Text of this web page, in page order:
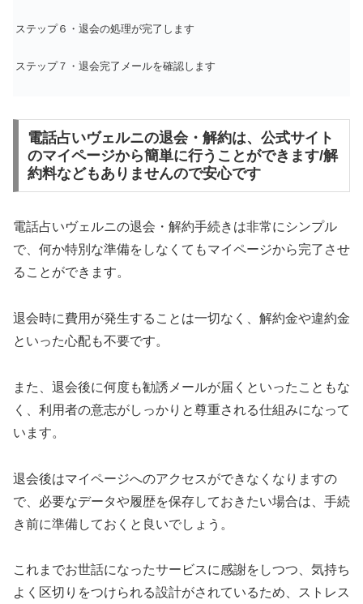
ステップ６・退会の処理が完了します
ステップ７・退会完了メールを確認します
電話占いヴェルニの退会・解約は、公式サイト
のマイページから簡単に行うことができます/解
約料などもありませんので安心です
電話占いヴェルニの退会・解約手続きは非常にシンプル
で、何か特別な準備をしなくてもマイページから完了させ
ることができます。
退会時に費用が発生することは一切なく、解約金や違約金
といった心配も不要です。
また、退会後に何度も勧誘メールが届くといったこともな
く、利用者の意志がしっかりと尊重される仕組みになって
います。
退会後はマイページへのアクセスができなくなりますの
で、必要なデータや履歴を保存しておきたい場合は、手続
き前に準備しておくと良いでしょう。
これまでお世話になったサービスに感謝をしつつ、気持ち
よく区切りをつけられる設計がされているため、ストレス